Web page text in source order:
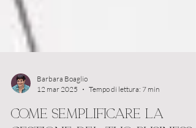
12 mar 2025
Tempo di lettura: 7 min